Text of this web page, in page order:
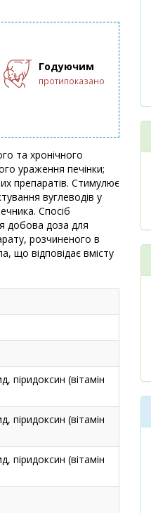
Годуючим
протипоказано
та хронічного
ураження печінки;
препаратів. Стимулює
вуглеводів у
Спосіб
добова доза для
розчиненого в
що відповідає вмісту
піридоксин (вітамін
піридоксин (вітамін
піридоксин (вітамін